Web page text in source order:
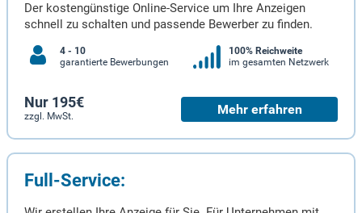
Der kostengünstige Online-Service um Ihre Anzeigen
schnell zu schalten und passende Bewerber zu finden.
4 - 10
garantierte Bewerbungen
100% Reichweite
im gesamten Netzwerk
Nur 195€
zzgl. MwSt. Mehr erfahren
Full-Service: